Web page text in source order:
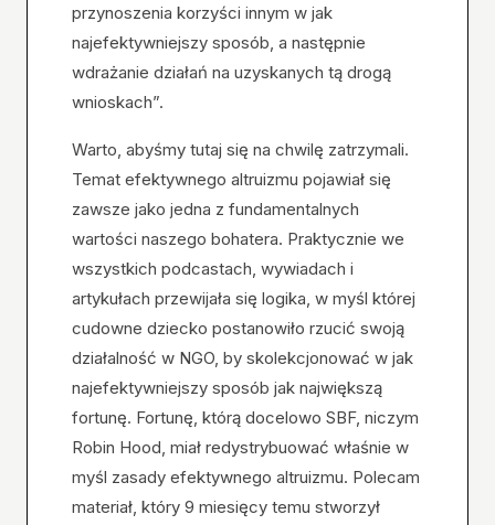
przynoszenia korzyści innym w jak
najefektywniejszy sposób, a następnie
wdrażanie działań na uzyskanych tą drogą
wnioskach”.
Warto, abyśmy tutaj się na chwilę zatrzymali.
Temat efektywnego altruizmu pojawiał się
zawsze jako jedna z fundamentalnych
wartości naszego bohatera. Praktycznie we
wszystkich podcastach, wywiadach i
artykułach przewijała się logika, w myśl której
cudowne dziecko postanowiło rzucić swoją
działalność w NGO, by skolekcjonować w jak
najefektywniejszy sposób jak największą
fortunę. Fortunę, którą docelowo SBF, niczym
Robin Hood, miał redystrybuować właśnie w
myśl zasady efektywnego altruizmu. Polecam
materiał, który 9 miesięcy temu stworzył